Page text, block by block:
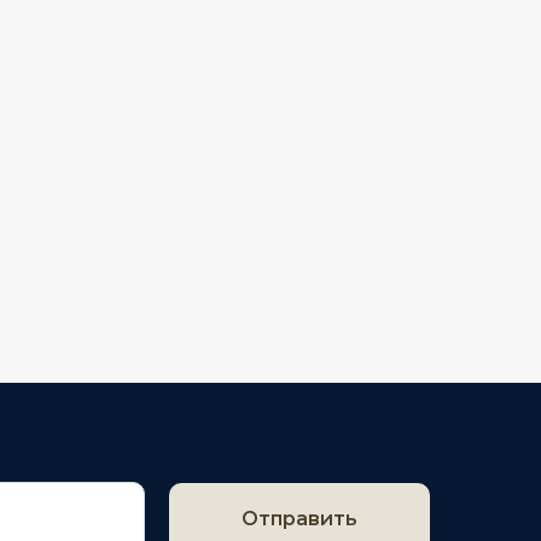
Отправить